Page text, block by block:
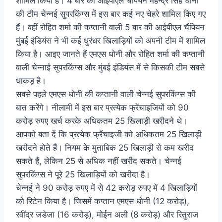
की टीम चेन्नई सुपरकिंग्स में इस बार कई नए चेहरे शामिल किए गए
हैं। वहीं रोहित शर्मा की कप्तानी वाली 5 बार की आईपीएल चैंपियन
मुंबई इंडियंस ने भी कई धुरंधर खिलाड़ियों को अपनी टीम में शामिल
किया है। आइए जानते हैं एमएस धोनी और रोहित शर्मा की कप्तानी
वाली चेन्नाई सुपरकिंग्स और मुंबई इंडियंस में से किसकी टीम सबसे
धाकड़ है।
सबसे पहले एमएस धोनी की कप्तानी वाली चेन्नई सुपरकिंग्स की
बात करेंगे। नीलामी में इस बार प्रत्येक फ्रेंचाइजियों को 90
करोड़ रुपए खर्च करके अधिकतम 25 खिलाड़ी खरीदने थे।
आपको बता दें कि प्रत्येक फ्रैंचाइजी को अधिकतम 25 खिलाड़ी
खरीदने होते हैं। नियम के मुताबिक 25 खिलाड़ी से कम खरीद
सकते हैं, लेकिन 25 से अधिक नहीं खरीद सकते। चेन्नई
सुपरकिंग्स ने पूरे 25 खिलाड़ियों को खरीदा है।
चेन्नई ने 90 करोड़ रुपए में से 42 करोड़ रुपए में 4 खिलाड़ियों
को रिटेन किया है। जिसमें कप्तान एमएस धोनी (12 करोड़),
रवींद्र जडेजा (16 करोड़), मोईन अली (8 करोड़) और रितुराज